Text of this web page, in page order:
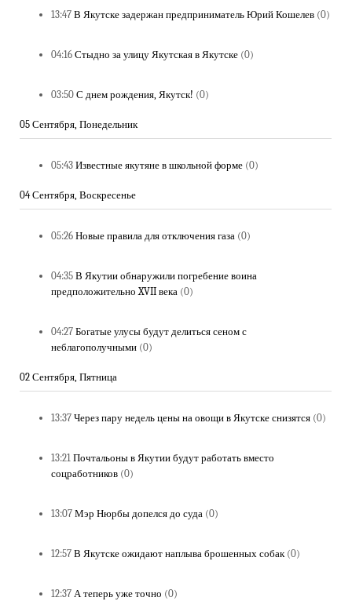
13:47 В Якутске задержан предприниматель Юрий Кошелев (0)
04:16 Стыдно за улицу Якутская в Якутске (0)
03:50 С днем рождения, Якутск! (0)
05 Сентября, Понедельник
05:43 Известные якутяне в школьной форме (0)
04 Сентября, Воскресенье
05:26 Новые правила для отключения газа (0)
04:35 В Якутии обнаружили погребение воина
предположительно XVII века (0)
04:27 Богатые улусы будут делиться сеном с
неблагополучными (0)
02 Сентября, Пятница
13:37 Через пару недель цены на овощи в Якутске снизятся (0)
13:21 Почтальоны в Якутии будут работать вместо
соцработников (0)
13:07 Мэр Нюрбы допелся до суда (0)
12:57 В Якутске ожидают наплыва брошенных собак (0)
12:37 А теперь уже точно (0)